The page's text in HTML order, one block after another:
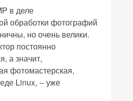
в деле
обработки фотографий
но очень велики.
постоянно
а значит,
фотомастерская,
Linux, -- уже